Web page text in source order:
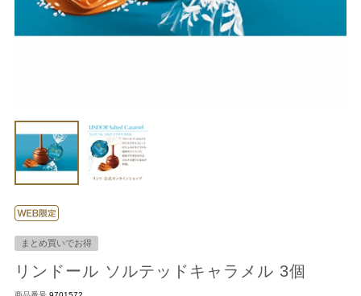
まとめ買いでお得
リンドール ソルテッドキャラメル 3個